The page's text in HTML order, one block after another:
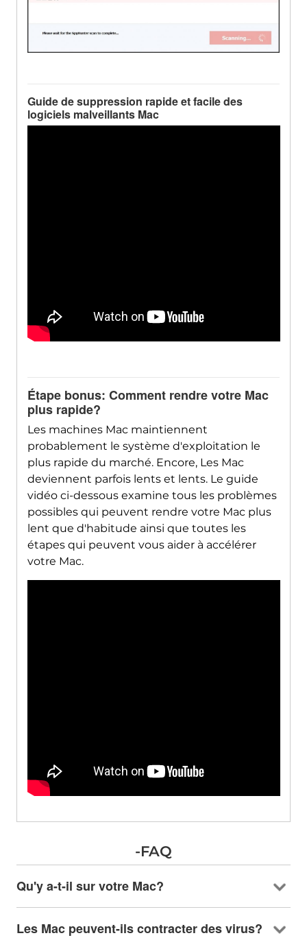
Guide de suppression rapide et facile des
logiciels malveillants Mac
Étape bonus: Comment rendre votre Mac
plus rapide?
Les machines Mac maintiennent
probablement le système d'exploitation le
plus rapide du marché. Encore, Les Mac
deviennent parfois lents et lents. Le guide
vidéo ci-dessous examine tous les problèmes
possibles qui peuvent rendre votre Mac plus
lent que d'habitude ainsi que toutes les
étapes qui peuvent vous aider à accélérer
votre Mac.
-FAQ
Qu'y a-t-il sur votre Mac?
Les Mac peuvent-ils contracter des virus?